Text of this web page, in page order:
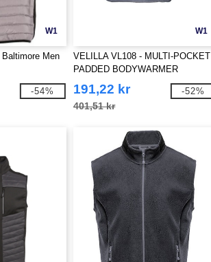
W1
Men
-54%
W1
VELILLA VL108 - MULTI-POCKET
PADDED BODYWARMER
191,22 kr
401,51 kr
-52%